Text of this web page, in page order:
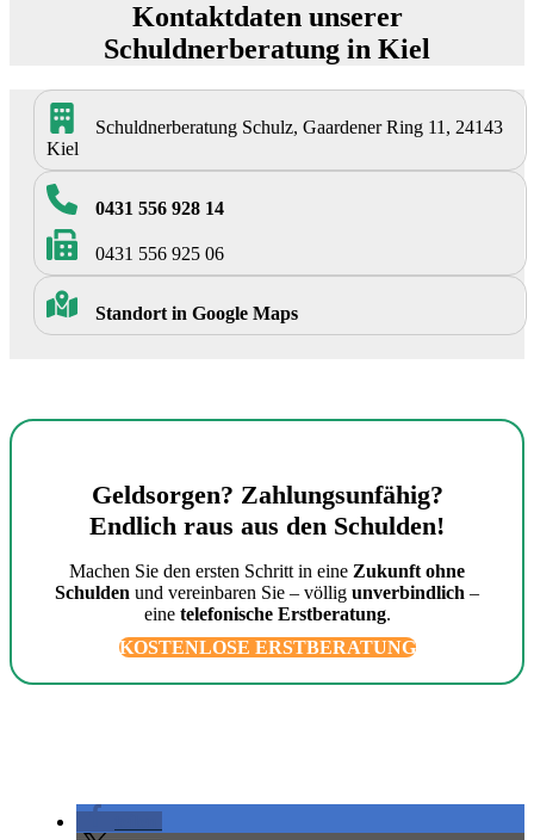
Kontaktdaten unserer
Schuldnerberatung in Kiel
Schuldnerberatung Schulz, Gaardener Ring 11, 24143
Kiel
0431 556 928 14
0431 556 925 06
Standort in Google Maps
Geldsorgen? Zahlungsunfähig?
Endlich raus aus den Schulden!
Machen Sie den ersten Schritt in eine Zukunft ohne
Schulden und vereinbaren Sie – völlig unverbindlich –
eine telefonische Erstberatung.
KOSTENLOSE ERSTBERATUNG